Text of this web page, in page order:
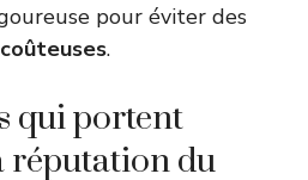
pour éviter des
.
qui portent
réputation du